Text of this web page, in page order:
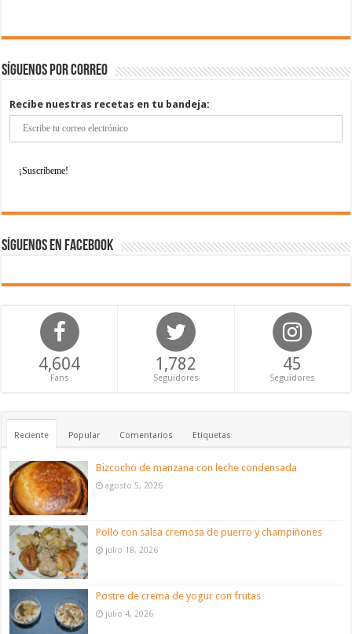
Síguenos por correo
Recibe nuestras recetas en tu bandeja:
Síguenos en Facebook
4,604
Fans
1,782
Seguidores
45
Seguidores
Reciente Popular Comentarios Etiquetas
Bizcocho de manzana con leche condensada
agosto 5, 2026
Pollo con salsa cremosa de puerro y champiñones
julio 18, 2026
Postre de crema de yogur con frutas
julio 4, 2026